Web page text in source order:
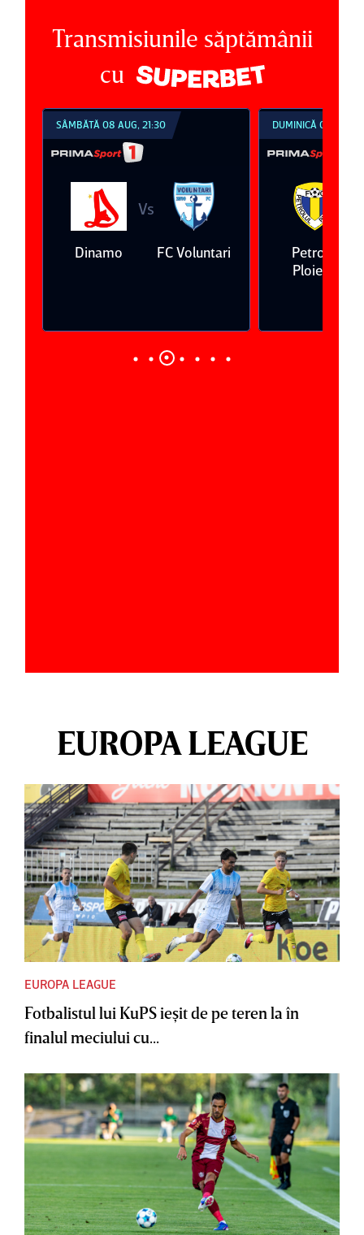
Transmisiunile săptămânii
cu
SÂMBĂTĂ 08 AUG, 21:30
Dinamo
Vs
FC Voluntari
DUMINICĂ 09 AUG,
Petrolul
Ploieşti
EUROPA LEAGUE
EUROPA LEAGUE
Fotbalistul lui KuPS ieşit de pe teren la în
finalul meciului cu...